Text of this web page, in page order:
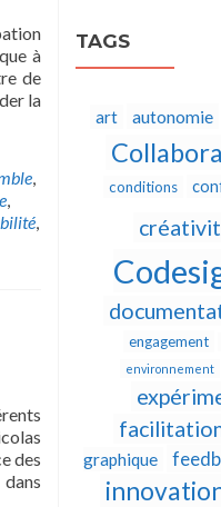
à
de
la
,
,
,
des
TAGS
art autonomie
conditions
engagement
environnement
graphique